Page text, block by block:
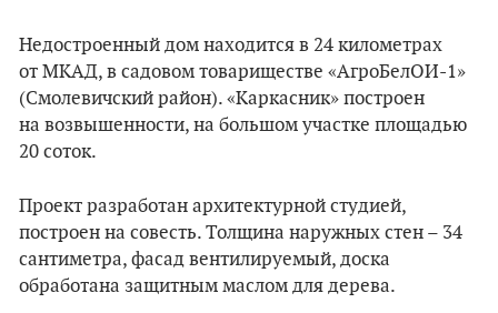
Недостроенный дом находится в 24 километрах
от МКАД, в садовом товариществе «АгроБелОИ-1»
(Смолевичский район). «Каркасник» построен
на возвышенности, на большом участке площадью
20 соток.
Проект разработан архитектурной студией,
построен на совесть. Толщина наружных стен – 34
сантиметра, фасад вентилируемый, доска
обработана защитным маслом для дерева.